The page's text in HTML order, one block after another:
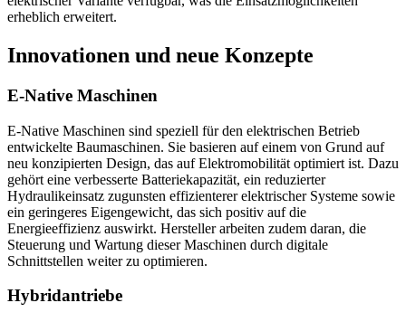
erheblich erweitert.
Innovationen und neue Konzepte
E-Native Maschinen
E-Native Maschinen sind speziell für den elektrischen Betrieb
entwickelte Baumaschinen. Sie basieren auf einem von Grund auf
neu konzipierten Design, das auf Elektromobilität optimiert ist. Dazu
gehört eine verbesserte Batteriekapazität, ein reduzierter
Hydraulikeinsatz zugunsten effizienterer elektrischer Systeme sowie
ein geringeres Eigengewicht, das sich positiv auf die
Energieeffizienz auswirkt. Hersteller arbeiten zudem daran, die
Steuerung und Wartung dieser Maschinen durch digitale
Schnittstellen weiter zu optimieren.
Hybridantriebe